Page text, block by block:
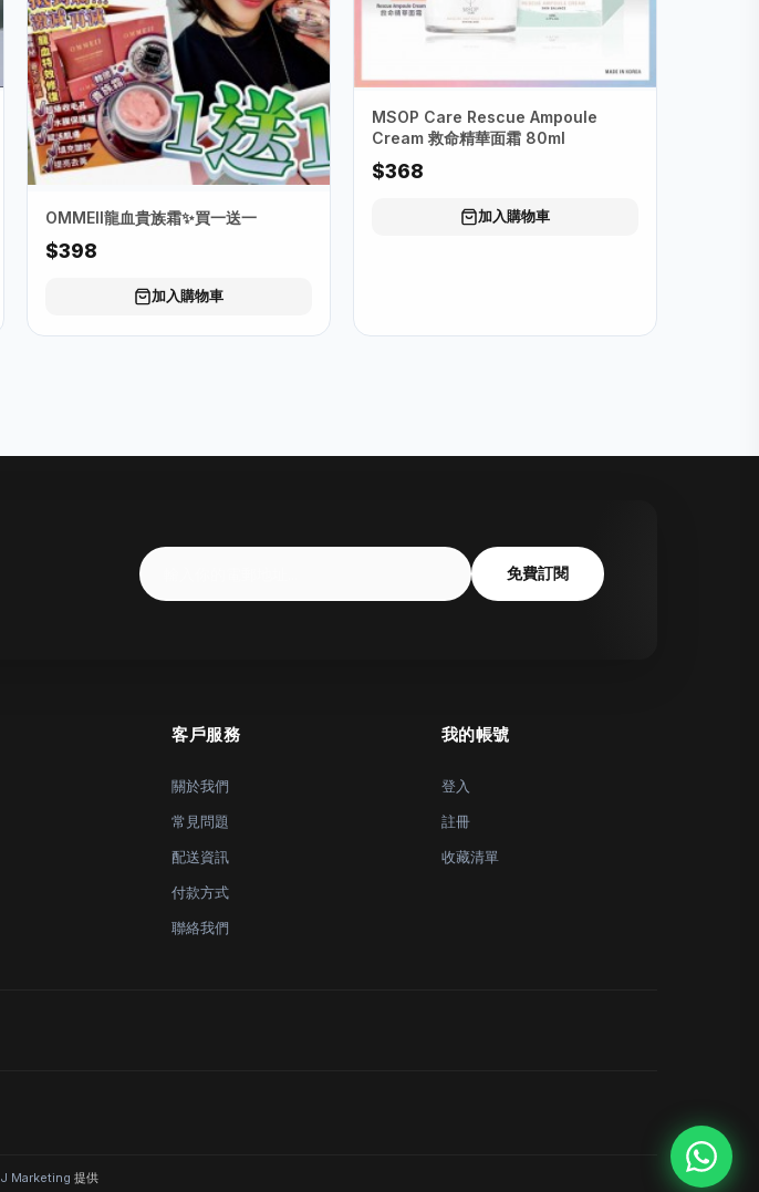
OMMEII龍血貴族霜✨買一送一
$398
加入購物車
MSOP Care Rescue Ampoule
Cream 救命精華面霜 80ml
$368
加入購物車
免費訂閱
客戶服務
關於我們
常見問題
配送資訊
付款方式
聯絡我們
我的帳號
登入
註冊
收藏清單
J Marketing 提供